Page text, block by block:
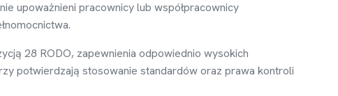
upoważnieni pracownicy lub współpracownicy
ą 28 RODO, zapewnienia odpowiednio wysokich
potwierdzają stosowanie standardów oraz prawa kontroli